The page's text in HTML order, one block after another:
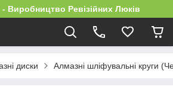
Ревізійних Люків
диски Алмазні шліфувальні круги